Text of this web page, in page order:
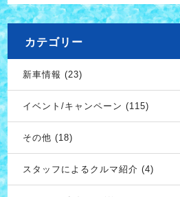
カテゴリー
新車情報 (23)
イベント/キャンペーン (115)
その他 (18)
スタッフによるクルマ紹介 (4)